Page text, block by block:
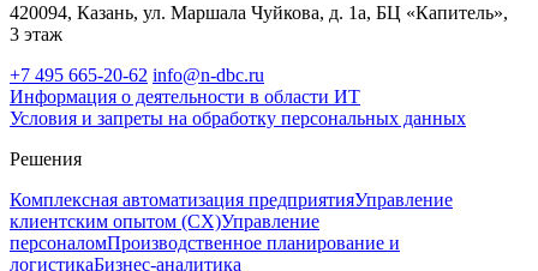
420094, Казань, ул. Маршала Чуйкова, д. 1а, БЦ «Капитель»,
3 этаж
+7 495 665-20-62 info@n-dbc.ru
Информация о деятельности в области ИТ
Условия и запреты на обработку персональных данных
Решения
Комплексная автоматизация предприятияУправление
клиентским опытом (CX)Управление
персоналомПроизводственное планирование и
логистикаБизнес-аналитика